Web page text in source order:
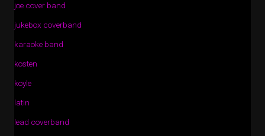
joe cover band
jukebox coverband
karaoke band
kosten
koyle
latin
lead coverband